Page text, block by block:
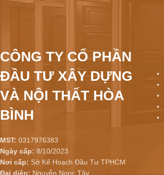
CÔNG TY CỔ PHẦN
ĐẦU TƯ XÂY DỰNG
VÀ NỘI THẤT HÒA
BÌNH
MST: 0317976383
Ngày cấp: 8/10/2023
Nơi cấp: Sở Kế Hoạch Đầu Tư TPHCM
Đại diện: Nguyễn Ngọc Tây